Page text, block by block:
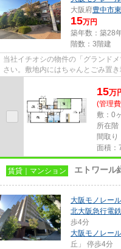
大阪府豊中市
15万円
築年数：築28
階数：3階建
当社イチオシの物件の「グランド
さい。敷地内にはちゃんとごみ置
15万
(管理
敷：0
所在階
間取り
面積：
賃貸｜マンション エトワール
大阪モノレー
北大阪急行電鉄
歩4分
大阪モノレー
丘」 停歩4分